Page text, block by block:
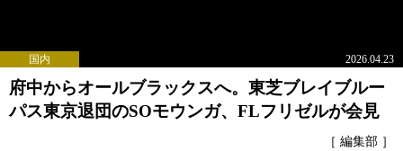
国内 2026.04.23
府中からオールブラックスへ。東芝ブレイブルー
パス東京退団のSOモウンガ、FLフリゼルが会見
［ 編集部 ］